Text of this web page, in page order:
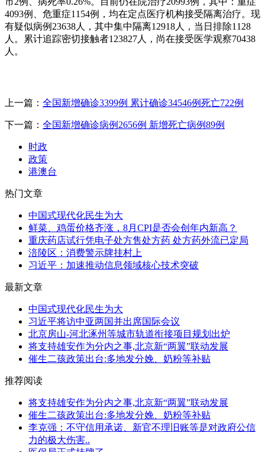
4093例、危重症1154例，均在定点医疗机构接受隔离治疗。现
有疑似病例23638人，其中集中隔离12918人，当日排除1128
人。累计追踪密切接触者123827人，尚在接受医学观察70438
人。
上一篇： 全国新增确诊3399例 累计确诊34546例死亡722例
下一篇： 全国新增确诊病例2656例 新增死亡病例89例
时政
政策
港澳台
热门文章
中国式现代化民生为大
鲜菜、鸡蛋价格齐涨，8月CPI是否会创年内新高？
重庆药店试行凭电子处方售处方药 处方药外流已定局
涪陵区：消费警示牌挂村上
习近平：加速推动信息领域核心技术突破
最新文章
中国式现代化民生为大
习近平将访中亚两国并出席国际会议
北京房山-河北涿州等城市轨道衔接项目规划出炉
将支持雄安作为分内之事,北京新“两翼”联动发展
催生二孩政策出台:多地发分娩、奶粉等补贴
推荐阅读
将支持雄安作为分内之事,北京新“两翼”联动发展
催生二孩政策出台:多地发分娩、奶粉等补贴
李克强：不守信用承诺、新官不理旧账等是对政府公信
力的极大伤害..